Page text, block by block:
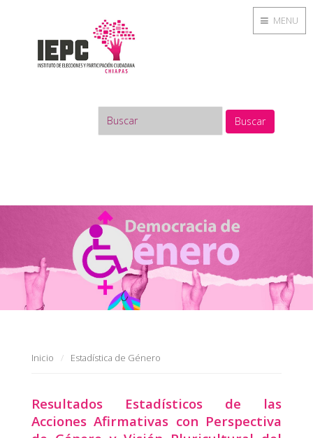
Buscar
Inicio Estadística de Género
Resultados Estadísticos de las
Acciones Afirmativas con Perspectiva
MENU